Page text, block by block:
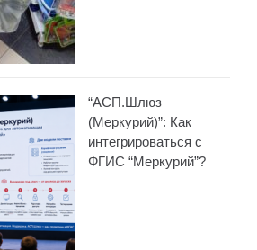
“АСП.Шлюз
(Меркурий)”: Как
интегрироваться с
ФГИС “Меркурий”?